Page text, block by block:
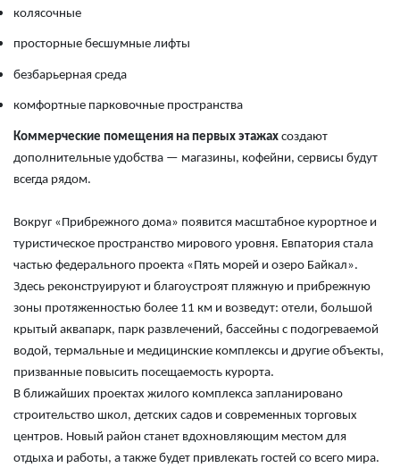
колясочные
просторные бесшумные лифты
безбарьерная среда
комфортные парковочные пространства
Коммерческие помещения на первых этажах создают
дополнительные удобства — магазины, кофейни, сервисы будут
всегда рядом.
Вокруг «Прибрежного дома» появится масштабное курортное и
туристическое пространство мирового уровня. Евпатория стала
частью федерального проекта «Пять морей и озеро Байкал».
Здесь реконструируют и благоустроят пляжную и прибрежную
зоны протяженностью более 11 км и возведут: отели, большой
крытый аквапарк, парк развлечений, бассейны с подогреваемой
водой, термальные и медицинские комплексы и другие объекты,
призванные повысить посещаемость курорта.
В ближайших проектах жилого комплекса запланировано
строительство школ, детских садов и современных торговых
центров. Новый район станет вдохновляющим местом для
отдыха и работы, а также будет привлекать гостей со всего мира.